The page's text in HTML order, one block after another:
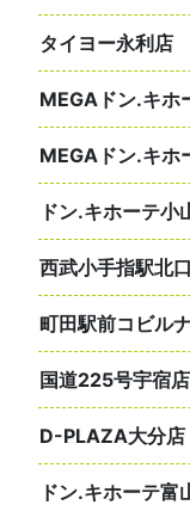
タイヨー永利店
MEGAドン.キホ
MEGAドン.キホ
ドン.キホーテ小
西武小手指駅北
町田駅前コビル
国道225号宇宿店
D-PLAZA大分店
ドン.キホーテ富